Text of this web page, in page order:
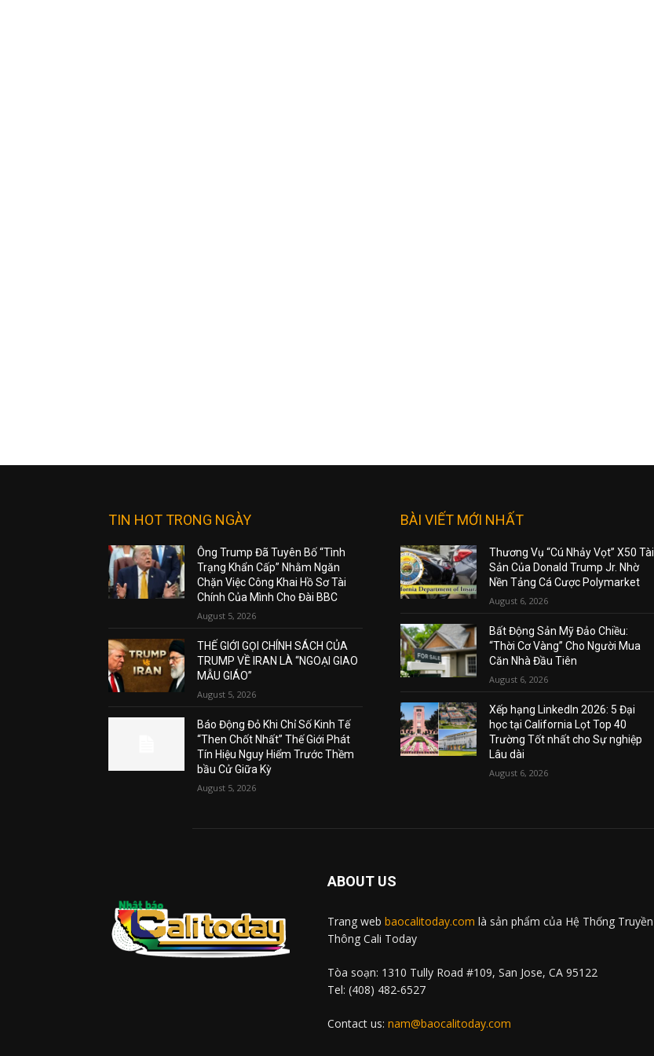
TIN HOT TRONG NGÀY
Ông Trump Đã Tuyên Bố “Tình
Trạng Khẩn Cấp” Nhằm Ngăn
Chặn Việc Công Khai Hồ Sơ Tài
Chính Của Mình Cho Đài BBC
August 5, 2026
THẾ GIỚI GỌI CHÍNH SÁCH CỦA
TRUMP VỀ IRAN LÀ “NGOẠI GIAO
MẪU GIÁO”
August 5, 2026
Báo Động Đỏ Khi Chỉ Số Kinh Tế
“Then Chốt Nhất” Thế Giới Phát
Tín Hiệu Nguy Hiểm Trước Thềm
bầu Cử Giữa Kỳ
August 5, 2026
BÀI VIẾT MỚI NHẤT
Thương Vụ “Cú Nhảy Vọt” X50 Tài
Sản Của Donald Trump Jr. Nhờ
Nền Tảng Cá Cược Polymarket
August 6, 2026
Bất Động Sản Mỹ Đảo Chiều:
“Thời Cơ Vàng” Cho Người Mua
Căn Nhà Đầu Tiên
August 6, 2026
Xếp hạng LinkedIn 2026: 5 Đại
học tại California Lọt Top 40
Trường Tốt nhất cho Sự nghiệp
Lâu dài
August 6, 2026
ABOUT US
Trang web baocalitoday.com là sản phẩm của Hệ Thống Truyền
Thông Cali Today
Tòa soạn: 1310 Tully Road #109, San Jose, CA 95122
Tel: (408) 482-6527
Contact us: nam@baocalitoday.com